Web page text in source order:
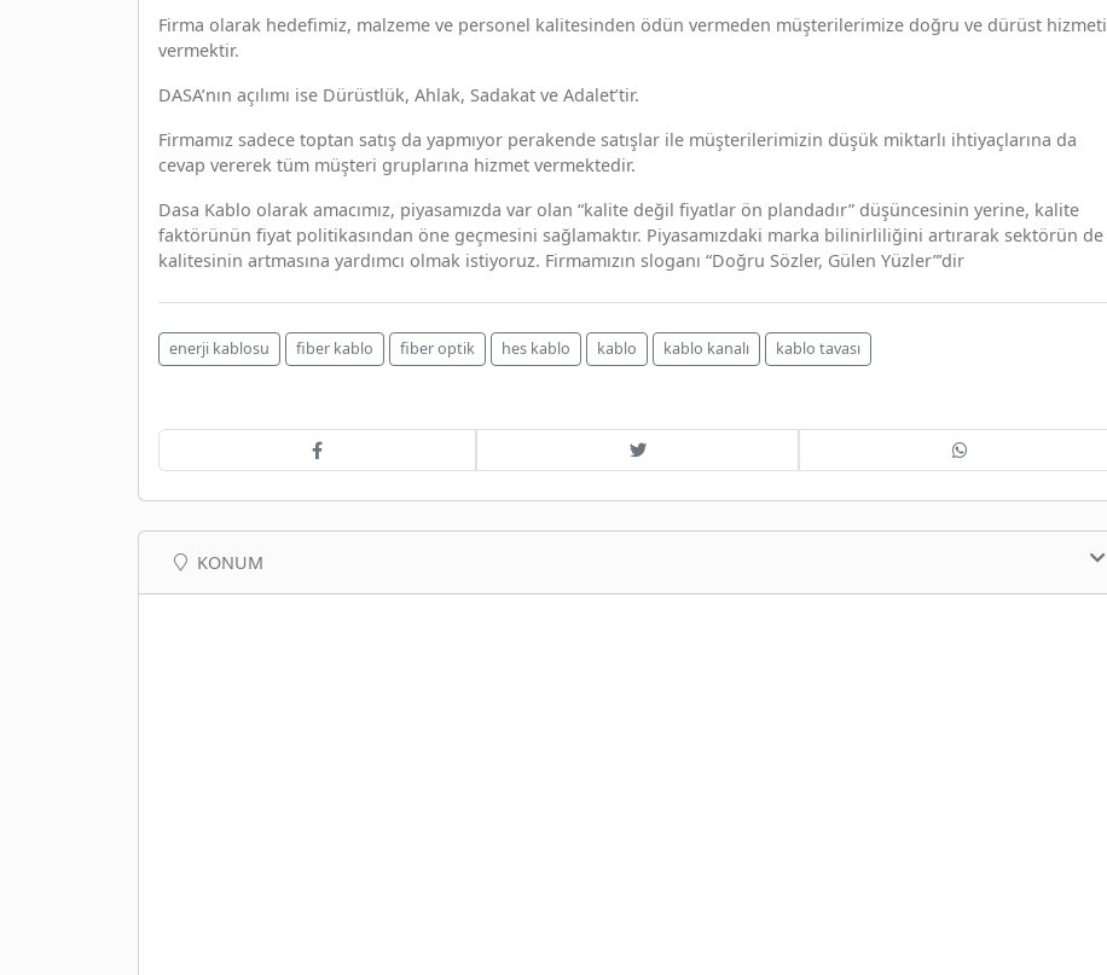
Firma olarak hedefimiz, malzeme ve personel kalitesinden ödün vermeden müşterilerimize doğru ve dürüst hizmeti
vermektir.
DASA’nın açılımı ise Dürüstlük, Ahlak, Sadakat ve Adalet’tir.
Firmamız sadece toptan satış da yapmıyor perakende satışlar ile müşterilerimizin düşük miktarlı ihtiyaçlarına da
cevap vererek tüm müşteri gruplarına hizmet vermektedir.
Dasa Kablo olarak amacımız, piyasamızda var olan “kalite değil fiyatlar ön plandadır” düşüncesinin yerine, kalite
faktörünün fiyat politikasından öne geçmesini sağlamaktır. Piyasamızdaki marka bilinirliliğini artırarak sektörün de
kalitesinin artmasına yardımcı olmak istiyoruz. Firmamızın sloganı “Doğru Sözler, Gülen Yüzler”’dir
enerji kablosu fiber kablo fiber optik hes kablo kablo kablo kanalı kablo tavası
KONUM